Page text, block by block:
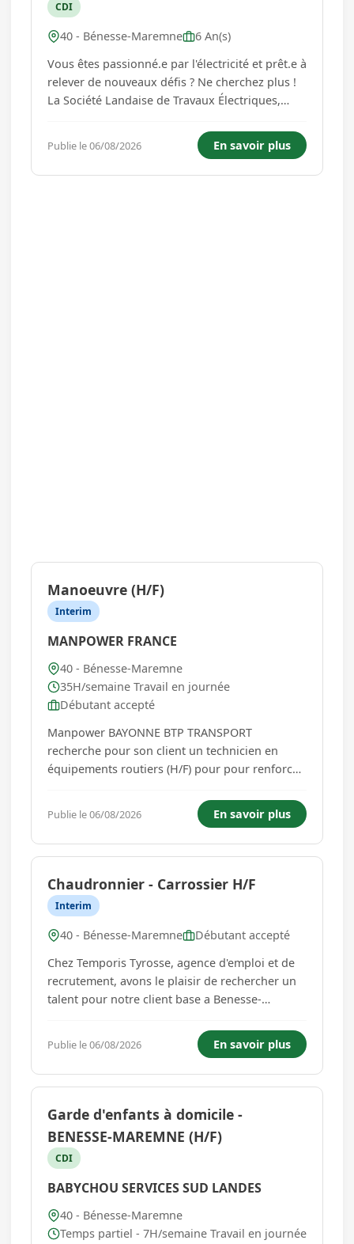
CDI
40 - Bénesse-Maremne
6 An(s)
Vous êtes passionné.e par l'électricité et prêt.e à
relever de nouveaux défis ? Ne cherchez plus !
La Société Landaise de Travaux Électriques,
domaine de l'installation et de la maintenance
électrique, recherche de nouveaux talents pour
renforcer ses...
Publie le 06/08/2026 En savoir plus
Manoeuvre (H/F)
Interim
MANPOWER FRANCE
40 - Bénesse-Maremne
35H/semaine Travail en journée
Débutant accepté
Manpower BAYONNE BTP TRANSPORT
recherche pour son client un technicien en
équipements routiers (H/F) pour pour renforcer
priorité, et nous nous engageons à fournir des
équipements conformes et de haute qualité
pour assurer cette mission essentiel...
Publie le 06/08/2026 En savoir plus
Chaudronnier - Carrossier H/F
Interim
40 - Bénesse-Maremne
Débutant accepté
Chez Temporis Tyrosse, agence d'emploi et de
recrutement, avons le plaisir de rechercher un
talent pour notre client base a Benesse-
la reparation de bennes, est a la recherche d'un
carrossier PL experimente en soudure H/F.
Imaginez-vous dans un atelie...
Publie le 06/08/2026 En savoir plus
Garde d'enfants à domicile -
BENESSE-MAREMNE (H/F)
CDI
BABYCHOU SERVICES SUD LANDES
40 - Bénesse-Maremne
Temps partiel - 7H/semaine Travail en journée